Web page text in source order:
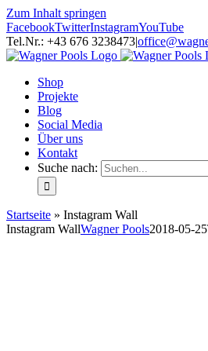
Zum Inhalt springen
FacebookTwitterInstagramYouTube
Tel.Nr.: +43 676 3238473|
Shop
Projekte
Blog
Social Media
Über uns
Kontakt
Suche nach:
Startseite » Instagram Wall
Instagram WallWagner Pools2018-05-